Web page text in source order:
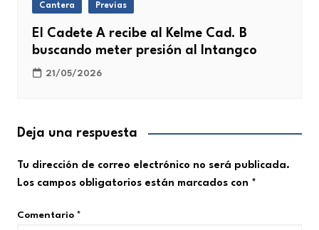
Cantera Previas
El Cadete A recibe al Kelme Cad. B
buscando meter presión al Intangco
21/05/2026
Deja una respuesta
Tu dirección de correo electrónico no será publicada.
Los campos obligatorios están marcados con *
Comentario *